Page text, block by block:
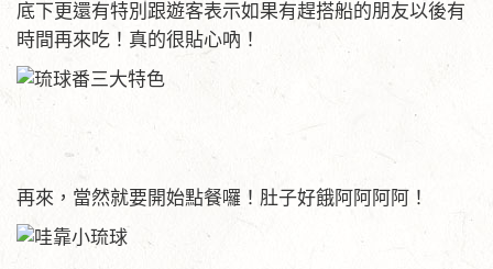
底下更還有特別跟遊客表示如果有趕搭船的朋友以後有
時間再來吃！真的很貼心吶！
再來，當然就要開始點餐囉！肚子好餓阿阿阿阿！